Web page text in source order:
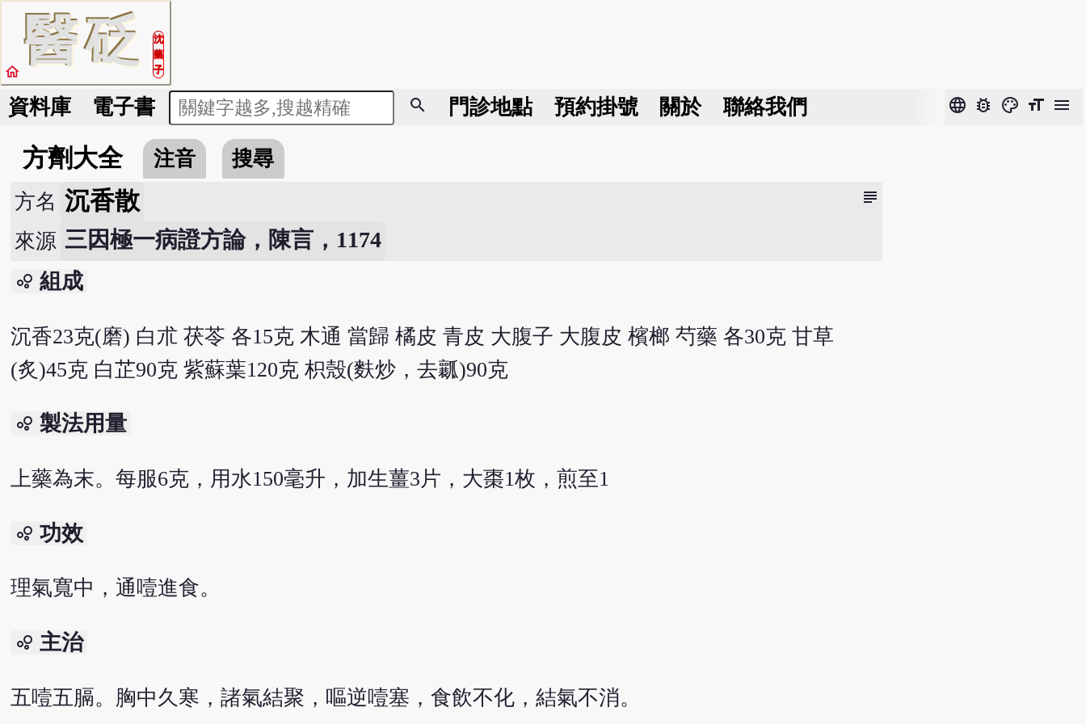
醫砭
沈
藥
子
home
資料庫 電子書 search 門診地點 預約掛號 關於 聯絡我們 language bug_report color_lens format_size menu
方劑大全 注音 搜尋
subject
方名 沉香散
來源 三因極一病證方論，陳言，1174
bubble_chart 組成
沉香23克(磨) 白朮 茯苓 各15克 木通 當歸 橘皮 青皮 大腹子 大腹皮 檳榔 芍藥 各30克 甘草
(炙)45克 白芷90克 紫蘇葉120克 枳殼(麩炒，去瓤)90克
bubble_chart 製法用量
上藥為末。每服6克，用水150毫升，加生薑3片，大棗1枚，煎至1
bubble_chart 功效
理氣寬中，通噎進食。
bubble_chart 主治
五噎五膈。胸中久寒，諸氣結聚，嘔逆噎塞，食飲不化，結氣不消。